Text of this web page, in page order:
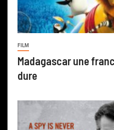
FILM
Madagascar une
dure